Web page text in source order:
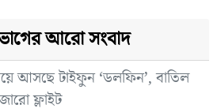
আরো সংবাদ
আসছে টাইফুন ‘ডলফিন’, বাতিল
ফ্লাইট